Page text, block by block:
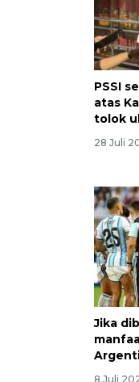
PSSI
atas
tolok
28 Juli
Jika
8 Juli